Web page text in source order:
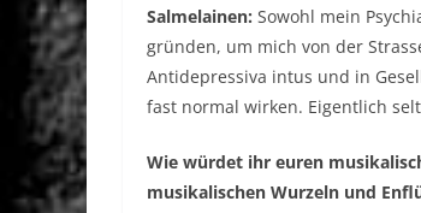
Salmelainen: Sowohl mein
gründen, um mich von der
Antidepressiva intus und in
fast normal wirken. Eigentlich
Wie würdet ihr euren
musikalischen Wurzeln und